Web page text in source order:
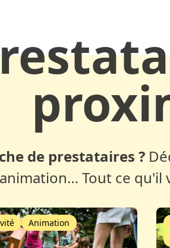
de prestataires ?
Tout ce qu'il
Animation